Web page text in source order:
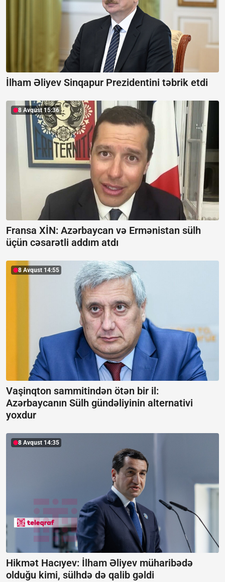
İlham Əliyev Sinqapur Prezidentini təbrik etdi
8 Avqust 15:36
Fransa XİN: Azərbaycan və Ermənistan sülh
üçün cəsarətli addım atdı
8 Avqust 14:55
Vaşinqton sammitindən ötən bir il:
Azərbaycanın Sülh gündəliyinin alternativi
yoxdur
8 Avqust 14:35
Hikmət Hacıyev: İlham Əliyev müharibədə
olduğu kimi, sülhdə də qalib gəldi